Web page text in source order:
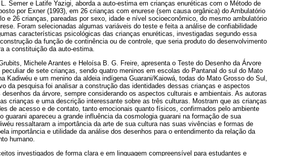
Semer e Latife Yazigi, aborda a auto-estima em crianças enuréticas com o Método de
por Exner (1993), em 26 crianças com enurese (sem causa orgânica) do Ambulatório
e 26 crianças, pareadas por sexo, idade e nível socioeconômico, do mesmo ambulatório
Foram selecionadas algumas variáveis do teste e feita a análise de confiabilidade
características psicológicas das crianças enuréticas, investigadas segundo essa
da função de continência ou de controle, que seria produto do desenvolvimento
a constituição da auto-estima.
Michele Arantes e Heloísa B. G. Freire, apresenta o Teste do Desenho da Árvore
de sete crianças, sendo quatro meninos em escolas do Pantanal do sul do Mato
Kadiwéu e um menino da aldeia indígena Guarani/Kaiowá, todas do Mato Grosso do Sul,
da pesquisa foi analisar a construção das identidades dessas crianças e aspectos
da árvore, sempre considerando os aspectos culturais e ambientais. As autoras
crianças e uma descrição interessante sobre as três culturas. Mostram que as crianças
de acesso e de contato, tanto emocionais quanto físicos, confirmados pelo ambiente
guarani apareceu a grande influência da cosmologia guarani na formação de sua
ressaltaram a importância da arte de sua cultura nas suas vivências e formas de
importância e utilidade da análise dos desenhos para o entendimento da relação da
humano.
investigados de forma clara e em linguagem compreensível para estudantes e